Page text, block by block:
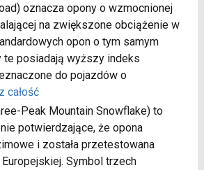
oznacza opony o wzmocnionej
na zwiększone obciążenie w
opon o tym samym
te posiadają wyższy indeks
do pojazdów o
całość
Peak Mountain Snowflake) to
potwierdzające, że opona
i została przetestowana
Europejskiej. Symbol trzech